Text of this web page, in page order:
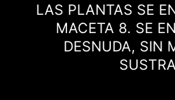
LAS PLANTAS SE
MACETA 8. SE
DESNUDA, SIN